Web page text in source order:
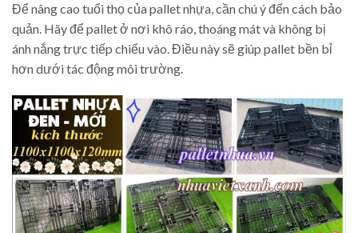
Để nâng cao tuổi thọ của pallet nhựa, cần chú ý đến cách bảo
quản. Hãy để pallet ở nơi khô ráo, thoáng mát và không bị
ánh nắng trực tiếp chiếu vào. Điều này sẽ giúp pallet bền bỉ
hơn dưới tác động môi trường.